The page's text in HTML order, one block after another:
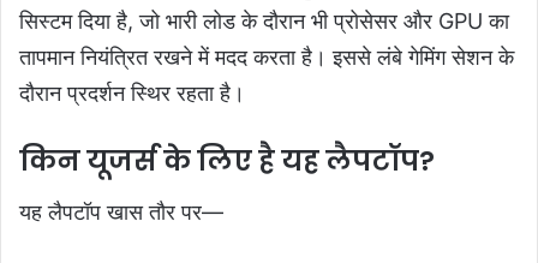
सिस्टम दिया है, जो भारी लोड के दौरान भी प्रोसेसर और GPU का
तापमान नियंत्रित रखने में मदद करता है। इससे लंबे गेमिंग सेशन के
दौरान प्रदर्शन स्थिर रहता है।
किन यूजर्स के लिए है यह लैपटॉप?
यह लैपटॉप खास तौर पर—